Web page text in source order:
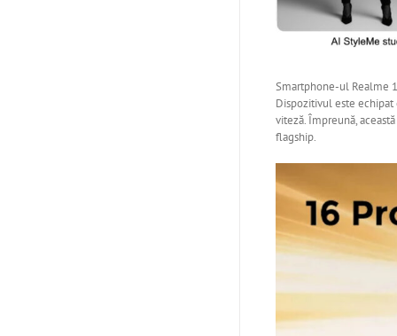
Smartphone-ul Realme
Dispozitivul este
viteză. Împreună,
flagship.